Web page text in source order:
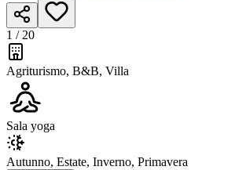
1 / 20
Agriturismo, B&B, Villa
Sala yoga
Autunno, Estate, Inverno, Primavera